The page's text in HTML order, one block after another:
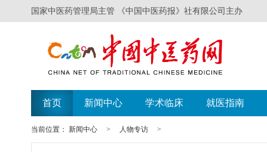
国家中医药管理局主管 《中国中医药报》社有限公司主办
首页 新闻中心 学术临床 就医指南
当前位置： 新闻中心 > 人物专访 >